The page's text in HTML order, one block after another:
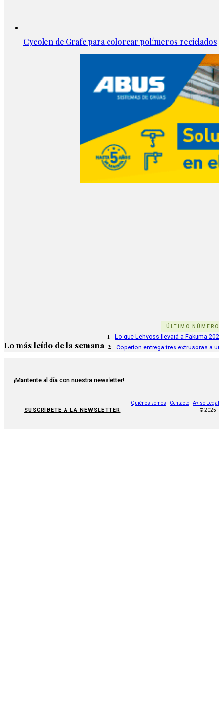
Cycolen de Grafe para colorear polímeros reciclados
ÚLTIMO NÚMERO
Lo más leído de la semana
1 Lo que Lehvoss llevará a Fakuma
2 Coperion entrega tres extrusoras a
¡Mantente al día con nuestra newsletter!
SUSCRÍBETE A LA NEWSLETTER
Quiénes somos Contacto
Aviso Legal
© 2025